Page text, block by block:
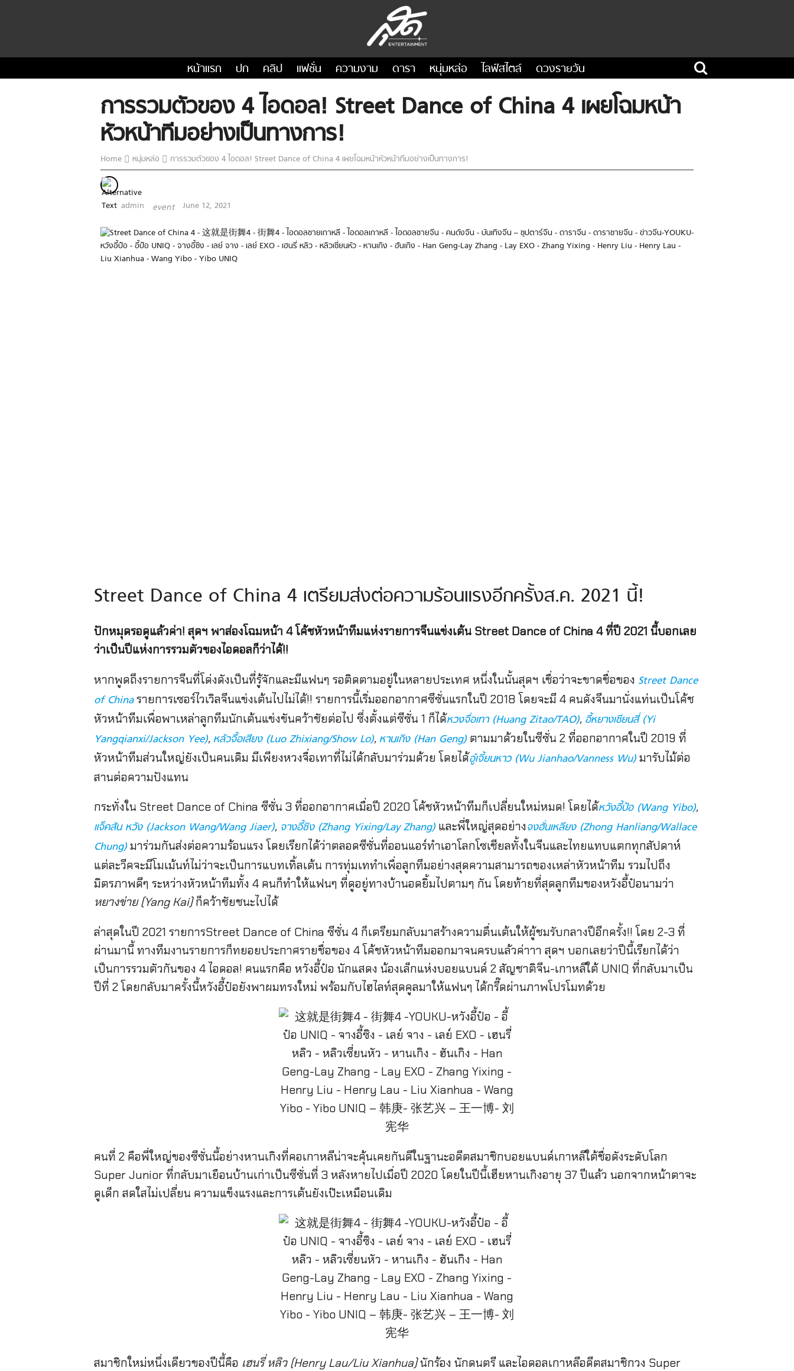
หน้าแรก ปก คลิป แฟชั่น ความงาม ดารา หนุ่มหล่อ ไลฟ์สไตล์ ดวงรายวัน
การรวมตัวของ 4 ไอดอล! Street Dance of China 4 เผยโฉมหน้า
หัวหน้าทีมอย่างเป็นทางการ!
Home หนุ่มหล่อ การรวมตัวของ 4 ไอดอล! Street Dance of China 4 เผยโฉมหน้าหัวหน้าทีมอย่างเป็นทางการ!
admin event June 12, 2021
Street Dance of China 4 เตรียมส่งต่อความร้อนแรงอีกครั้งส.ค. 2021 นี้!
ปักหมุดรอดูแล้วค่า! สุดฯ พาส่องโฉมหน้า 4 โค้ชหัวหน้าทีมแห่งรายการจีนแข่งเต้น Street Dance of China 4 ที่ปี 2021 นี้บอกเลย
ว่าเป็นปีแห่งการรวมตัวของไอดอลก็ว่าได้!!
หากพูดถึงรายการจีนที่โด่งดังเป็นที่รู้จักและมีแฟนๆ รอติดตามอยู่ในหลายประเทศ หนึ่งในนั้นสุดฯ เชื่อว่าจะขาดชื่อของ Street Dance
of Chinaรายการเซอร์ไวเวิลจีนแข่งเต้นไปไม่ได้!! รายการนี้เริ่มออกอากาศซีซั่นแรกในปี 2018 โดยจะมี 4 คนดังจีนมานั่งแท่นเป็นโค้ช
หัวหน้าทีมเพื่อพาเหล่าลูกทีมนักเต้นแข่งขันคว้าชัยต่อไป ซึ่งตั้งแต่ซีซั่น 1 ก็ได้หวงจื่อเทา (Huang Zitao/TAO), อี้หยางเชียนสี่ (Yi
Yangqianxi/Jackson Yee), หลัวจื้อเสียง (Luo Zhixiang/Show Lo), หานเกิง (Han Geng)ตามมาด้วยในซีซั่น 2 ที่ออกอากาศในปี 2019 ที่
หัวหน้าทีมส่วนใหญ่ยังเป็นคนเดิม มีเพียงหวงจื่อเทาที่ไม่ได้กลับมาร่วมด้วย โดยได้อู๋เจี้ยนหาว (Wu Jianhao/Vanness Wu)มารับไม้ต่อ
สานต่อความปังแทน
กระทั่งใน Street Dance of China ซีซั่น 3 ที่ออกอากาศเมื่อปี 2020 โค้ชหัวหน้าทีมก็เปลี่ยนใหม่หมด! โดยได้หวังอี้ป๋อ (Wang Yibo),
แจ็คสัน หวัง (Jackson Wang/Wang Jiaer), จางอี้ซิง (Zhang Yixing/Lay Zhang)และพี่ใหญ่สุดอย่างจงฮั่นเหลียง (Zhong Hanliang/Wallace
Chung)มาร่วมกันส่งต่อความร้อนแรง โดยเรียกได้ว่าตลอดซีซั่นที่ออนแอร์ทำเอาโลกโซเชียลทั้งในจีนและไทยแทบแตกทุกสัปดาห์
แต่ละวีคจะมีโมเม้นท์ไม่ว่าจะเป็นการแบทเทิ้ลเต้น การทุ่มเททำเพื่อลูกทีมอย่างสุดความสามารถของเหล่าหัวหน้าทีม รวมไปถึง
มิตรภาพดีๆ ระหว่างหัวหน้าทีมทั้ง 4 คนก็ทำให้แฟนๆ ที่ดูอยู่ทางบ้านอดยิ้มไปตามๆ กัน โดยท้ายที่สุดลูกทีมของหวังอี้ป๋อนามว่า
หยางข่าย (Yang Kai)ก็คว้าชัยชนะไปได้
ล่าสุดในปี 2021 รายการStreet Dance of China ซีซั่น 4 ก็เตรียมกลับมาสร้างความตื่นเต้นให้ผู้ชมรับกลางปีอีกครั้ง!! โดย 2-3 ที่
ผ่านมานี้ ทางทีมงานรายการก็ทยอยประกาศรายชื่อของ 4 โค้ชหัวหน้าทีมออกมาจนครบแล้วค่าาา สุดฯ บอกเลยว่าปีนี้เรียกได้ว่า
เป็นการรวมตัวกันของ 4 ไอดอล! คนแรกคือ หวังอี้ป๋อ นักแสดง น้องเล็กแห่งบอยแบนด์ 2 สัญชาติจีน-เกาหลีใต้ UNIQ ที่กลับมาเป็น
ปีที่ 2 โดยกลับมาครั้งนี้หวังอี้ป๋อยังพาผมทรงใหม่ พร้อมกับไฮไลท์สุดคูลมาให้แฟนๆ ได้กรี๊ดผ่านภาพโปรโมทด้วย
คนที่ 2 คือพี่ใหญ่ของซีซั่นนี้อย่างหานเกิงที่คอเกาหลีน่าจะคุ้นเคยกันดีในฐานะอดีตสมาชิกบอยแบนด์เกาหลีใต้ชื่อดังระดับโลก
Super Junior ที่กลับมาเยือนบ้านเก่าเป็นซีซั่นที่ 3 หลังหายไปเมื่อปี 2020 โดยในปีนี้เฮียหานเกิงอายุ 37 ปีแล้ว นอกจากหน้าตาจะ
ดูเด็ก สดใสไม่เปลี่ยน ความแข็งแรงและการเต้นยังเป๊ะเหมือนเดิม
สมาชิกใหม่หนึ่งเดียวของปีนี้คือ เฮนรี่ หลิว (Henry Lau/Liu Xianhua)นักร้อง นักดนตรี และไอดอลเกาหลีอดีตสมาชิกวง Super